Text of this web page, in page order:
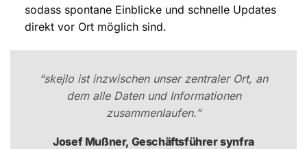
sodass spontane Einblicke und schnelle Updates
direkt vor Ort möglich sind.
“skejlo ist inzwischen unser zentraler Ort, an
dem alle Daten und Informationen
zusammenlaufen.”
Josef Mußner, Geschäftsführer synfra